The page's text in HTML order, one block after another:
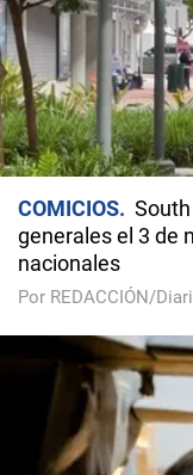
COMICIOS
generales el 3 de
nacionales
Por REDACCIÓN/